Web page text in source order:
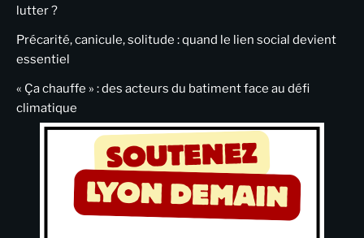
lutter ?
Précarité, canicule, solitude : quand le lien social devient
essentiel
« Ça chauffe » : des acteurs du batiment face au défi
climatique